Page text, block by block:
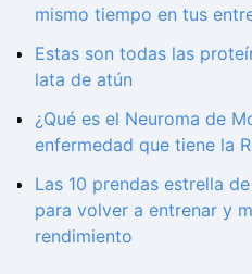
mismo tiempo en tus
Estas son todas las
lata de atún
¿Qué es el Neuroma de
enfermedad que tiene la
Las 10 prendas estrella
para volver a entrenar y
rendimiento